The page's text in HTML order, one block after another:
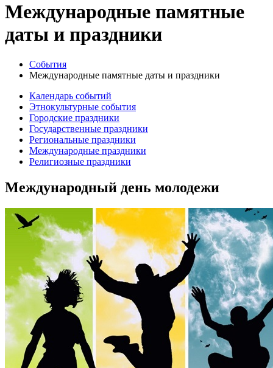
Международные памятные
даты и праздники
События
Международные памятные даты и праздники
Календарь событий
Этнокультурные события
Городские праздники
Государственные праздники
Региональные праздники
Международные праздники
Религиозные праздники
Международный день молодежи